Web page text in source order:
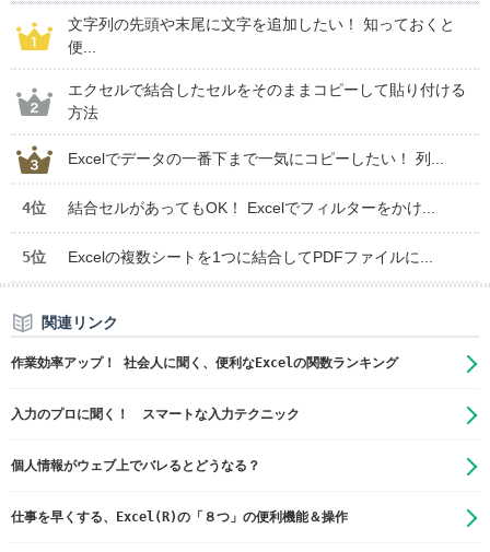
文字列の先頭や末尾に文字を追加したい！ 知っておくと
便...
エクセルで結合したセルをそのままコピーして貼り付ける
方法
Excelでデータの一番下まで一気にコピーしたい！ 列...
4位 結合セルがあってもOK！ Excelでフィルターをかけ...
5位 Excelの複数シートを1つに結合してPDFファイルに...
関連リンク
作業効率アップ！ 社会人に聞く、便利なExcelの関数ランキング
入力のプロに聞く！ スマートな入力テクニック
個人情報がウェブ上でバレるとどうなる？
仕事を早くする、Excel(R)の「８つ」の便利機能＆操作